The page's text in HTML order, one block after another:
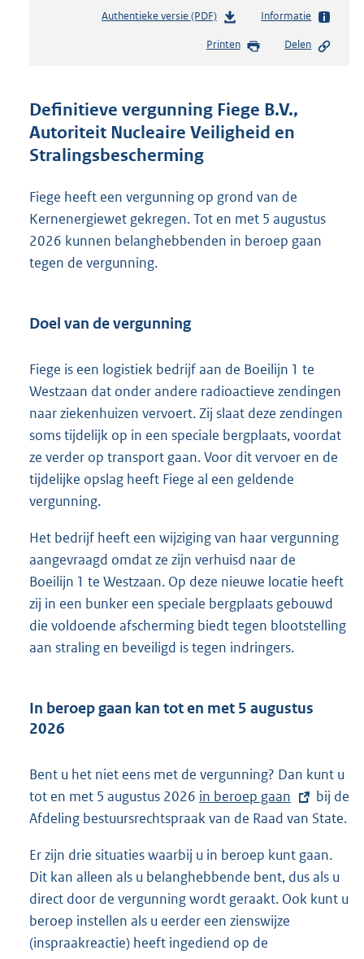
Authentieke versie (PDF)b
s
n
d
s
o
t
t
Informatie
Printen Delen
Definitieve vergunning Fiege B.V.,
Autoriteit Nucleaire Veiligheid en
Stralingsbescherming
Fiege heeft een vergunning op grond van de
Kernenergiewet gekregen. Tot en met 5 augustus
2026 kunnen belanghebbenden in beroep gaan
tegen de vergunning.
Doel van de vergunning
Fiege is een logistiek bedrijf aan de Boeilijn 1 te
Westzaan dat onder andere radioactieve zendingen
naar ziekenhuizen vervoert. Zij slaat deze zendingen
soms tijdelijk op in een speciale bergplaats, voordat
ze verder op transport gaan. Voor dit vervoer en de
tijdelijke opslag heeft Fiege al een geldende
vergunning.
Het bedrijf heeft een wijziging van haar vergunning
aangevraagd omdat ze zijn verhuisd naar de
Boeilijn 1 te Westzaan. Op deze nieuwe locatie heeft
zij in een bunker een speciale bergplaats gebouwd
die voldoende afscherming biedt tegen blootstelling
aan straling en beveiligd is tegen indringers.
In beroep gaan kan tot en met 5 augustus
2026
Bent u het niet eens met de vergunning? Dan kunt u
tot en met 5 augustus 2026 E
x
e
r
n
e
l
in beroep gaan
bij de
Afdeling bestuursrechtspraak van de Raad van State.
Er zijn drie situaties waarbij u in beroep kunt gaan.
Dit kan alleen als u belanghebbende bent, dus als u
direct door de vergunning wordt geraakt. Ook kunt u
beroep instellen als u eerder een zienswijze
(inspraakreactie) heeft ingediend op de